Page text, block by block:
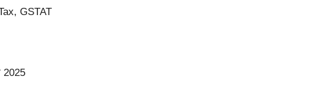
GSTAT
2025